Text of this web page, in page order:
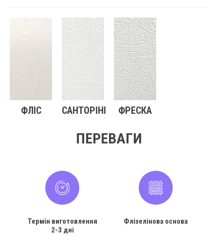
ФЛІС САНТОРІНІ ФРЕСКА
ПЕРЕВАГИ
Термін виготовлення
2-3 дні
Флізелінова основа